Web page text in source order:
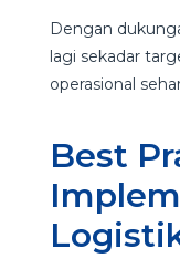
Dengan
lagi sekadar
operasional
Best